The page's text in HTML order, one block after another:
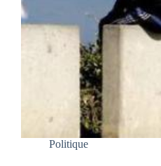
Politique